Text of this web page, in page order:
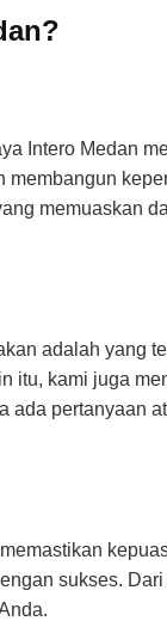
Intero Medan
membangun
memuaskan
adalah yang
itu, kami juga
ada pertanyaan
sukses.